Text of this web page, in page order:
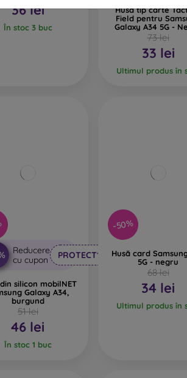
36 lei
În stoc 3 buc
Husă tip carte
Field pentru
Galaxy A34 5G -
73 lei
33 lei
Ultimul produs în
Reducere
cu cupon
PROTECT10
silicon mobilNET
Galaxy A34,
burgund
51 lei
46 lei
În stoc 1 buc
-50%
Husă card
5G - negru
68 lei
34 lei
Ultimul produs în